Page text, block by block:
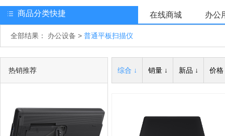
商品分类快捷 在线商城 办公
全部结果： 办公设备 > 普通平板扫描仪
热销推荐 综合 ↓ 销量 ↓ 新品 ↓ 价格